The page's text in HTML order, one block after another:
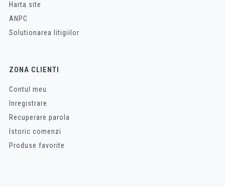
Harta site
ANPC
Solutionarea litigiilor
ZONA CLIENTI
Contul meu
Inregistrare
Recuperare parola
Istoric comenzi
Produse favorite